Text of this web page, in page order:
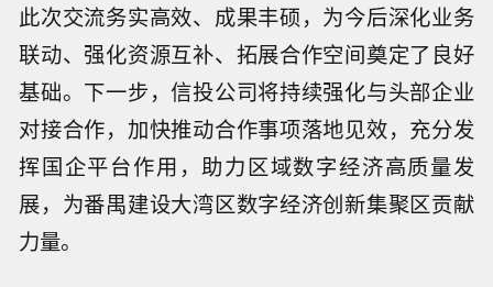
此次交流务实高效、成果丰硕，为今后深化业务
联动、强化资源互补、拓展合作空间奠定了良好
基础。下一步，信投公司将持续强化与头部企业
对接合作，加快推动合作事项落地见效，充分发
挥国企平台作用，助力区域数字经济高质量发
展，为番禺建设大湾区数字经济创新集聚区贡献
力量。